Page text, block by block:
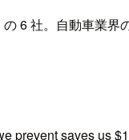
6 社。自動車業
prevent saves us